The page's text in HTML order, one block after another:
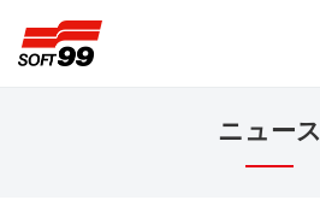
ニュース